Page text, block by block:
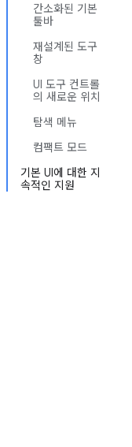
간소화된 기본
툴바
재설계된 도구
창
UI 도구 컨트롤
의 새로운 위치
탐색 메뉴
컴팩트 모드
기본 UI에 대한 지
속적인 지원